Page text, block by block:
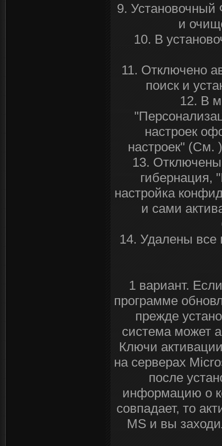
9.
и
10. В
11. Отключено
поиск и
12. В
настроек
настроек" (См.
13.
гибернация,
настройка
и сами
14. Удалены все
1 вариант.
программе
прежде
система может
Ключи
на серверах
после
информацию о
совпадает, то
MS и вы